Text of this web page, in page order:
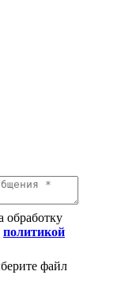
обработку
политикой
файл